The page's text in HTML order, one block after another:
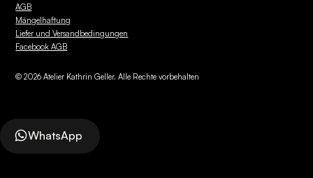
AGB
Mängelhaftung
Liefer und Versandbedingungen
Facebook AGB
©2026 Atelier Kathrin Geller. Alle Rechte vorbehalten
WhatsApp